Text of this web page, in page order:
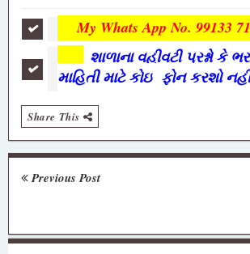
My Whats App No. 99133
શાળાના વહીવટી પ્રશ્નો કે
માહિતી માટે કોઇ ફોન કરશો
Share This
Previous Post